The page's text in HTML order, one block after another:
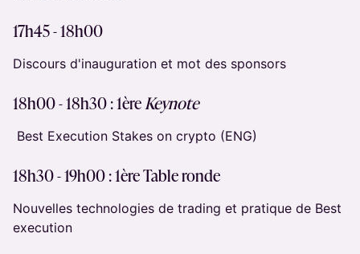
​​17h45 - 18h00
​Discours d'inauguration et mot des sponsors
18h00 - 18h30 : 1èreKeynote
Best Execution Stakes on crypto (ENG)
18h30 - 19h00 :1ère Table ronde
Nouvelles technologies de trading et pratique de Best
execution